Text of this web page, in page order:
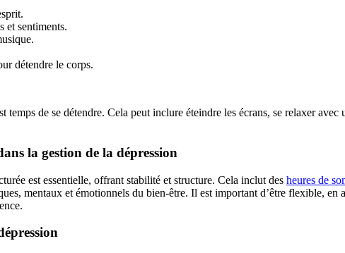
et sentiments.
détendre le corps.
de se détendre. Cela peut inclure éteindre les écrans, se relaxer
la gestion de la dépression
est essentielle, offrant stabilité et structure. Cela inclut des heures de
mentaux et émotionnels du bien-être. Il est important d’être flexible, en